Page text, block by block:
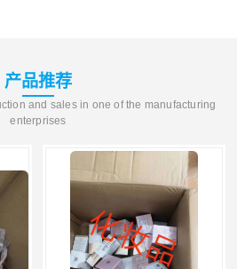
产品推荐
and sales in one of the manufacturing
enterprises